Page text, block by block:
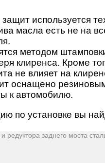
используется
масла есть не на
методом
клиренса. Кроме
не влияет на
оснащено
к автомобилю.
по установке вы